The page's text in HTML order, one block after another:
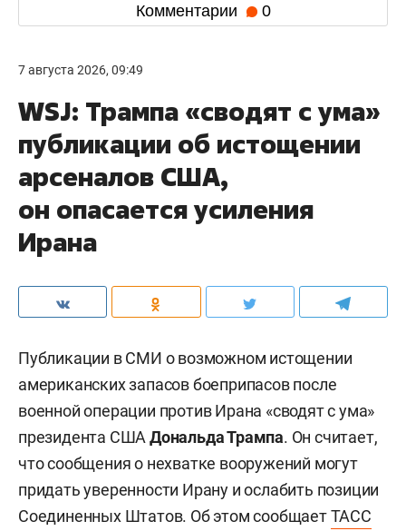
Комментарии 0
7 августа 2026, 09:49
WSJ: Трампа «сводят с ума»
публикации об истощении
арсеналов США,
он опасается усиления
Ирана
Публикации в СМИ о возможном истощении
американских запасов боеприпасов после
военной операции против Ирана «сводят с ума»
президента СШАДональда Трампа. Он считает,
что сообщения о нехватке вооружений могут
придать уверенности Ирану и ослабить позиции
Соединенных Штатов. Об этом сообщаетТАСС